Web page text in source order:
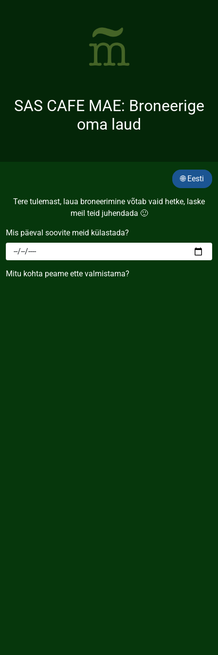
SAS CAFE MAE: Broneerige
oma laud
🌐 Eesti
Tere tulemast, laua broneerimine võtab vaid hetke, laske
meil teid juhendada 🙂
Mis päeval soovite meid külastada?
Mitu kohta peame ette valmistama?